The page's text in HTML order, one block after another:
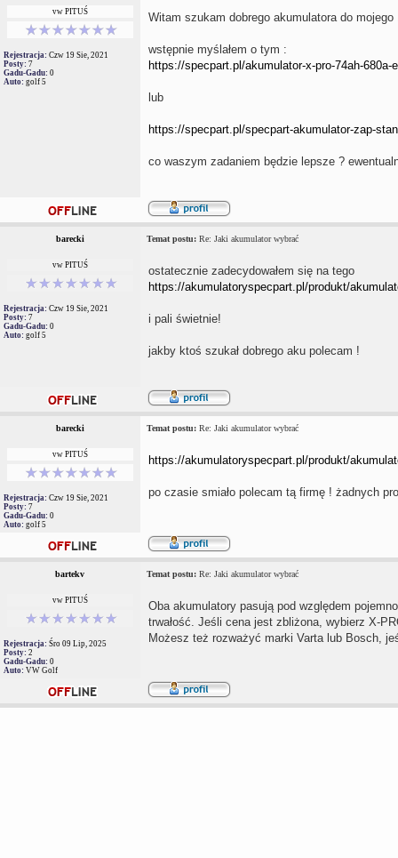
vw PITUŚ
Rejestracja: Czw 19 Sie, 2021
Posty: 7
Gadu-Gadu: 0
Auto: golf 5
Witam szukam dobrego akumulatora do mojego
wstępnie myślałem o tym :
https://specpart.pl/akumulator-x-pro-74ah-680a-
lub
https://specpart.pl/specpart-akumulator-zap-
co waszym zadaniem będzie lepsze ?
barecki Temat postu: Re: Jaki akumulator wybrać
vw PITUŚ
Rejestracja: Czw 19 Sie, 2021
Posty: 7
Gadu-Gadu: 0
Auto: golf 5
ostatecznie zadecydowałem się na tego
https://akumulatoryspecpart.pl/produkt/
i pali świetnie!
jakby ktoś szukał dobrego aku polecam !
barecki Temat postu: Re: Jaki akumulator wybrać
vw PITUŚ
Rejestracja: Czw 19 Sie, 2021
Posty: 7
Gadu-Gadu: 0
Auto: golf 5
https://akumulatoryspecpart.pl/produkt/
po czasie smiało polecam tą firmę ! żadnych
bartekv Temat postu: Re: Jaki akumulator wybrać
vw PITUŚ
Rejestracja: Śro 09 Lip, 2025
Posty: 2
Gadu-Gadu: 0
Auto: VW Golf
Oba akumulatory pasują pod względem
trwałość. Jeśli cena jest zbliżona, wybierz X-
Możesz też rozważyć marki Varta lub Bosch,